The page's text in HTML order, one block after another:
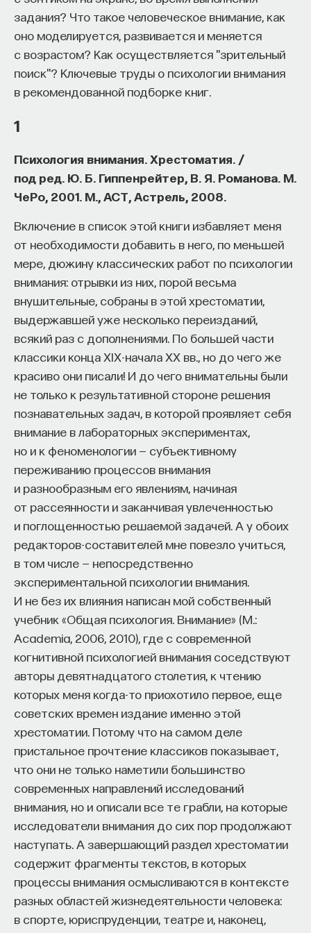
задания? Что такое человеческое внимание, как
оно моделируется, развивается и меняется
с возрастом? Как осуществляется "зрительный
поиск"? Ключевые труды о психологии внимания
в рекомендованной подборке книг.
1
Психология внимания. Хрестоматия. /
под ред. Ю. Б. Гиппенрейтер, В. Я. Романова. М.
ЧеРо, 2001. М., АСТ, Астрель, 2008.
Включение в список этой книги избавляет меня
от необходимости добавить в него, по меньшей
мере, дюжину классических работ по психологии
внимания: отрывки из них, порой весьма
внушительные, собраны в этой хрестоматии,
выдержавшей уже несколько переизданий,
всякий раз с дополнениями. По большей части
классики конца XIX-начала ХХ вв., но до чего же
красиво они писали! И до чего внимательны были
не только к результативной стороне решения
познавательных задач, в которой проявляет себя
внимание в лабораторных экспериментах,
но и к феноменологии — субъективному
переживанию процессов внимания
и разнообразным его явлениям, начиная
от рассеянности и заканчивая увлеченностью
и поглощенностью решаемой задачей. А у обоих
редакторов-составителей мне повезло учиться,
в том числе — непосредственно
экспериментальной психологии внимания.
И не без их влияния написан мой собственный
учебник «Общая психология. Внимание» (М.:
Academia, 2006, 2010), где с современной
когнитивной психологией внимания соседствуют
авторы девятнадцатого столетия, к чтению
которых меня когда-то приохотило первое, еще
советских времен издание именно этой
хрестоматии. Потому что на самом деле
пристальное прочтение классиков показывает,
что они не только наметили большинство
современных направлений исследований
внимания, но и описали все те грабли, на которые
исследователи внимания до сих пор продолжают
наступать. А завершающий раздел хрестоматии
содержит фрагменты текстов, в которых
процессы внимания осмысливаются в контексте
разных областей жизнедеятельности человека:
в спорте, юриспруденции, театре и, наконец,
изменил медийное пространство на русском
языке. В 2021 году в Лондоне он основал компанию
Naukka, помогающую учёным
и предпринимателям превращать их идеи
в технологии и успешные стартапы. Теперь
Naukka Talents
желающих работать в глобальных инновационных
индустриях.
и его команда обнаружили, что инновационные
индустрии испытывают кадровый голод,
особенно молодые deep tech и биотех компании.
Исследование аудитории ПостНауки
подтвердило масштаб: более60%слушателей
проекта имеют STEM-образование, при этом
заинтересованы в работе в инновационных
компаниях, но не знают, с чего начать.
Специалисты сталкиваются с тремя ключевыми
барьерами:
Недостаток информации о глобальных
индустриях и карьерных возможностях
мешает поиску подходящих ваканси; ​
Непрозрачные механизмы в инновационных
компаниях усложняют процесс
трудоустройства​;
Стереотипы не позволяют эффективно
конкурировать на международном рынке​.
Что такое Naukka Talents
Naukka Talents— это не просто рекрутинговый
сервис, а комплексная платформа поддержки
специалистов на пути к карьере в глобальных
инновационных индустриях. Сервис помогает
преодолеть существующие барьеры через
обучение, карьерное сопровождение и прямые
связи с компаниями, заинтересованными
ввысококвалифицированныхкадрах.​
Сервис создан для всех, кто хочет найти свой
Учёных, инженеров и исследователей
с опытом работы в научной сфере;
Специалистов с STEM-образованием,
желающих сменить сферу деятельности;
Тех, кто пока не имеет достаточного опыта
» мы публикуем отрывок из книги
профессора Лондонского университета
нейробиолога Бо Лотто «
Преломление. Наука
видеть иначе
», посвященной тому, что
мы не приспособлены воспринимать реальность
такой, какая она есть, и как использовать этот
недостаток для развития творческого потенциала
Заблуждение — важный инструмент. С его
помощью мы создаем новые и значимые образы
восприятия, которые позволяют изменить мозг,
действуя изнутри (а, следовательно, в будущем),
и собственно восприятие. Но если человеческий
мозг представляет собой физическое
воплощение всей истории проб и ошибок —
от эволюции до обучения — и любая перцептивная
реакция — рефлекторная, как люди (даже те, кто
сильнее всего заблуждается) могут изменить
восприятие? В конце концов, мы все хорошо
знаем, что прошлое упорно не желает меняться.
Что уже произошло, то произошло. Однако, когда
речь заходит о внутренней работе мозга, тут
не все просто, поскольку мы, как известно,
никогда не запоминаем то, что было на самом
деле, не говоря уже о времени, когда это
случилось.
Мозг несет с собой в будущее совсем
не фактическое прошлое… и уж точно
не достоверную реальность. Основываясь
на истории восприятия действительности, мозг
строит базовые убеждения, проявляющиеся
которых мы воспринимаем текущий момент. Эти
убеждения определяют то, что мы думаем
и делаем, и помогают предугадать, как поступать
дальше. Важно отметить и обратное: они также
определяют и то, чего мы не думаем и не делаем.
В отрыве от конкретной ситуации убеждения
не могут быть плохими или хорошими. Это просто-
напросто мы сами… все вместе и каждый
Нам очень повезло, что мозг в процессе
эволюции приучился создавать убеждения, при
этом основная масса их кажется такой же, как
и воздух, которым мы дышим, — невидимой.
Усаживаясь на стул, вы уверены, что он —
а обычно это именно так — не сломается под
вами. Каждый раз, делая шаг, вы точно знаете, что